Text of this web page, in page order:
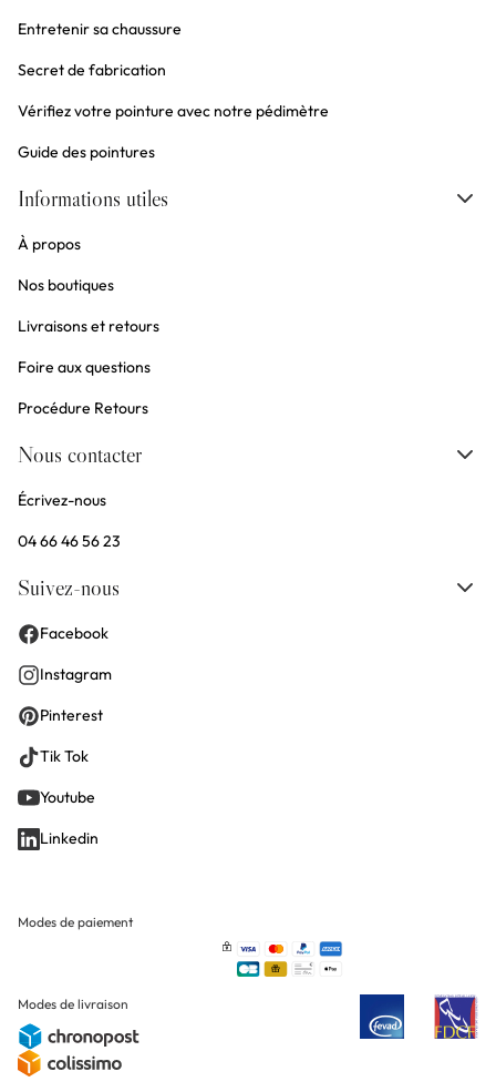
Entretenir sa chaussure
Secret de fabrication
Vérifiez votre pointure avec notre pédimètre
Guide des pointures
Informations utiles
À propos
Nos boutiques
Livraisons et retours
Foire aux questions
Procédure Retours
Nous contacter
Écrivez-nous
04 66 46 56 23
Suivez-nous
Facebook
Instagram
Pinterest
Tik Tok
Youtube
Linkedin
Modes de paiement
Modes de livraison